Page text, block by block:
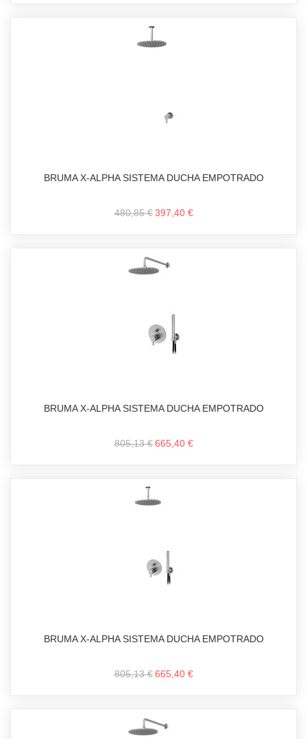
BRUMA X-ALPHA SISTEMA DUCHA EMPOTRADO
480,85 € 397,40 €
BRUMA X-ALPHA SISTEMA DUCHA EMPOTRADO
805,13 € 665,40 €
BRUMA X-ALPHA SISTEMA DUCHA EMPOTRADO
805,13 € 665,40 €